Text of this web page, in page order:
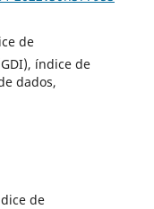
de
índice de
dados,
de